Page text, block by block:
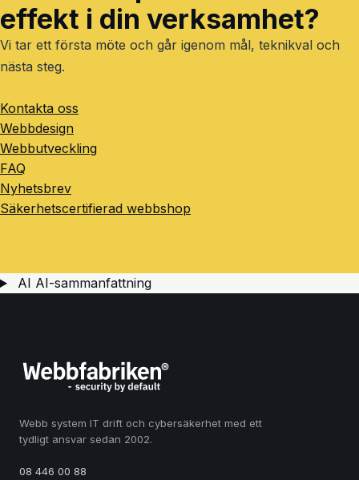
effekt i din verksamhet?
Vi tar ett första möte och går igenom mål, teknikval och
nästa steg.
Kontakta oss
Webbdesign
Webbutveckling
FAQ
Nyhetsbrev
Säkerhetscertifierad webbshop
AI AI-sammanfattning
Webb system IT drift och cybersäkerhet med ett
tydligt ansvar sedan 2002.
08 446 00 88